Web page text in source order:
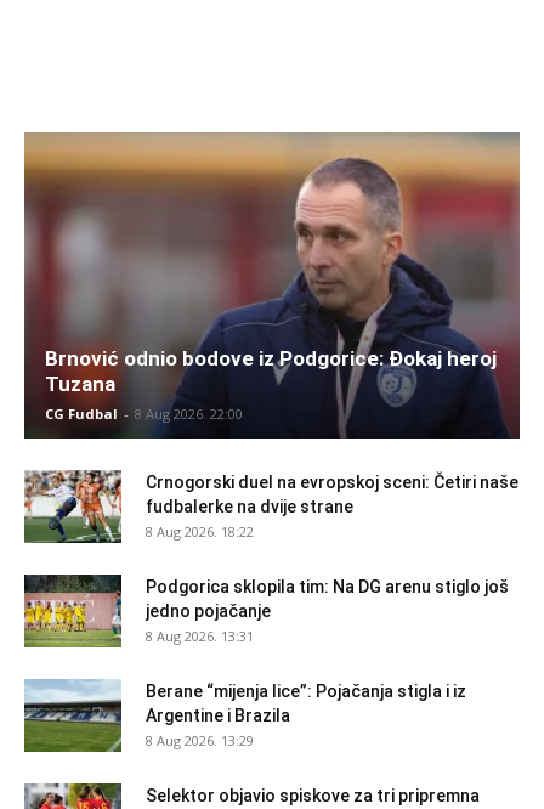
Brnović odnio bodove iz Podgorice: Đokaj heroj
Tuzana
CG Fudbal - 8 Aug 2026. 22:00
Crnogorski duel na evropskoj sceni: Četiri naše
fudbalerke na dvije strane
8 Aug 2026. 18:22
Podgorica sklopila tim: Na DG arenu stiglo još
jedno pojačanje
8 Aug 2026. 13:31
Berane “mijenja lice”: Pojačanja stigla i iz
Argentine i Brazila
8 Aug 2026. 13:29
Selektor objavio spiskove za tri pripremna